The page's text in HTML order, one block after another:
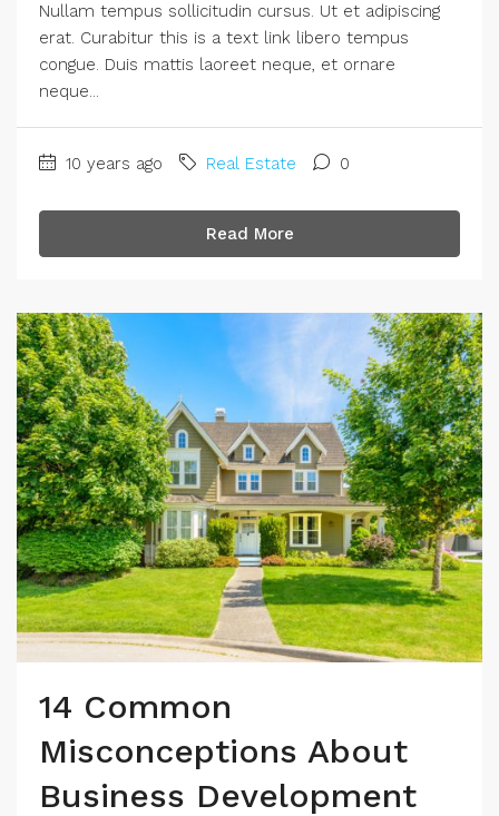
Nullam tempus sollicitudin cursus. Ut et adipiscing
erat. Curabitur this is a text link libero tempus
congue. Duis mattis laoreet neque, et ornare
neque...
10 years ago Real Estate 0
Read More
14 Common
Misconceptions About
Business Development